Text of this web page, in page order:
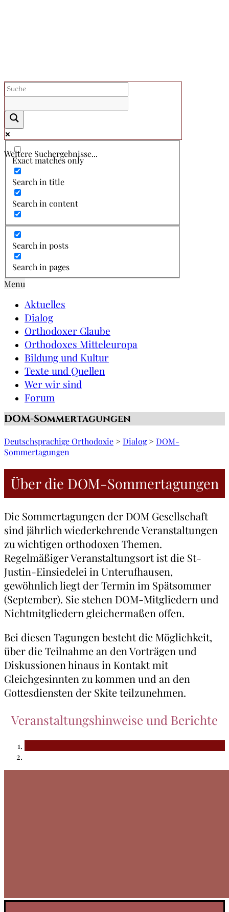
Weitere Suchergebnisse...
Exact matches only
Search in title
Search in content
Search in posts
Search in pages
Menu
Aktuelles
Dialog
Orthodoxer Glaube
Orthodoxes Mitteleuropa
Bildung und Kultur
Texte und Quellen
Wer wir sind
Forum
DOM-Sommertagungen
Deutschsprachige Orthodoxie > Dialog> DOM-
Sommertagungen
Über die DOM-Sommertagungen
Die Sommertagungen der DOM Gesellschaft
sind jährlich wiederkehrende Veranstaltungen
zu wichtigen orthodoxen Themen.
Regelmäßiger Veranstaltungsort ist die St-
Justin-Einsiedelei in Unterufhausen,
gewöhnlich liegt der Termin im Spätsommer
(September). Sie stehen DOM-Mitgliedern und
Nichtmitgliedern gleichermaßen offen.
Bei diesen Tagungen besteht die Möglichkeit,
über die Teilnahme an den Vorträgen und
Diskussionen hinaus in Kontakt mit
Gleichgesinnten zu kommen und an den
Gottesdiensten der Skite teilzunehmen.
Veranstaltungshinweise und Berichte